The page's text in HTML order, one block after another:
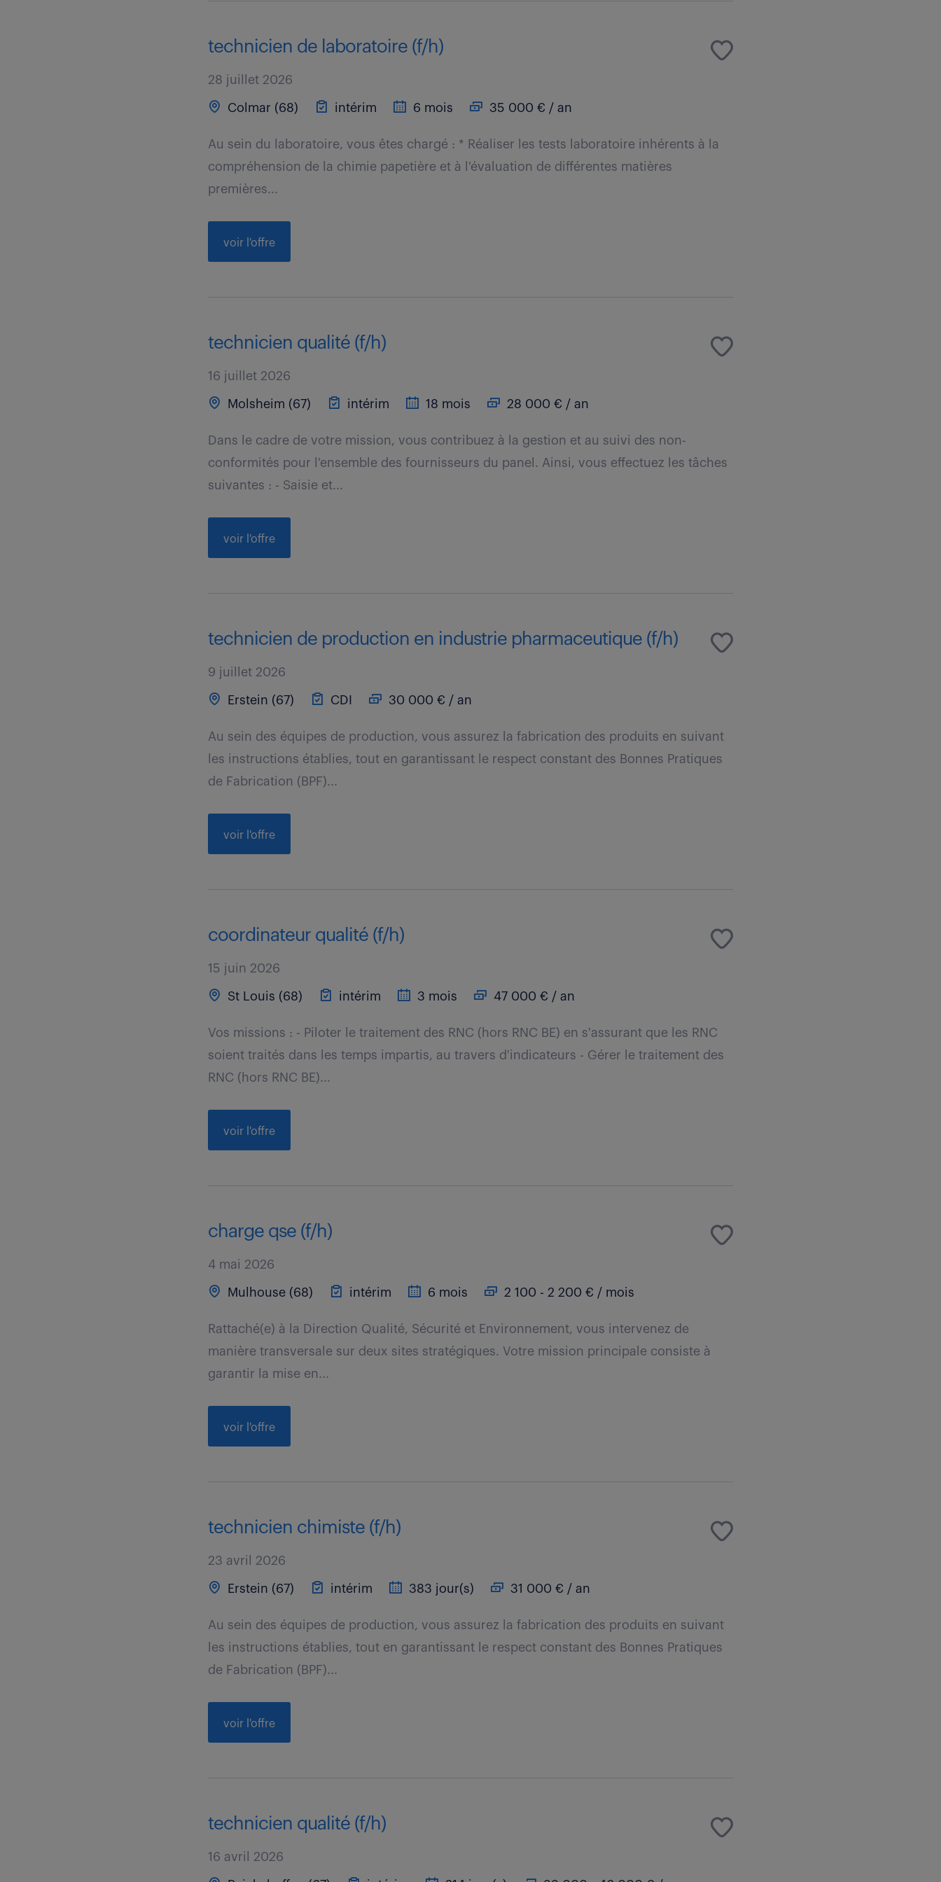
technicien de laboratoire (f/h)
28 juillet 2026
Colmar (68) intérim 6 mois 35 000 € / an
Au sein du laboratoire, vous êtes chargé : * Réaliser les tests laboratoire inhérents à la
compréhension de la chimie papetière et à l'évaluation de différentes matières
premières...
voir l'offre
technicien qualité (f/h)
16 juillet 2026
Molsheim (67) intérim 18 mois 28 000 € / an
Dans le cadre de votre mission, vous contribuez à la gestion et au suivi des non-
conformités pour l'ensemble des fournisseurs du panel. Ainsi, vous effectuez les tâches
suivantes : - Saisie et...
voir l'offre
technicien de production en industrie pharmaceutique (f/h)
9 juillet 2026
Erstein (67) CDI 30 000 € / an
Au sein des équipes de production, vous assurez la fabrication des produits en suivant
les instructions établies, tout en garantissant le respect constant des Bonnes Pratiques
de Fabrication (BPF)...
voir l'offre
coordinateur qualité (f/h)
15 juin 2026
St Louis (68) intérim 3 mois 47 000 € / an
Vos missions : - Piloter le traitement des RNC (hors RNC BE) en s'assurant que les RNC
soient traités dans les temps impartis, au travers d'indicateurs - Gérer le traitement des
RNC (hors RNC BE)...
voir l'offre
charge qse (f/h)
4 mai 2026
Mulhouse (68) intérim 6 mois 2 100 - 2 200 € / mois
Rattaché(e) à la Direction Qualité, Sécurité et Environnement, vous intervenez de
manière transversale sur deux sites stratégiques. Votre mission principale consiste à
garantir la mise en...
voir l'offre
technicien chimiste (f/h)
23 avril 2026
Erstein (67) intérim 383 jour(s) 31 000 € / an
Au sein des équipes de production, vous assurez la fabrication des produits en suivant
les instructions établies, tout en garantissant le respect constant des Bonnes Pratiques
de Fabrication (BPF)...
voir l'offre
technicien qualité (f/h)
16 avril 2026